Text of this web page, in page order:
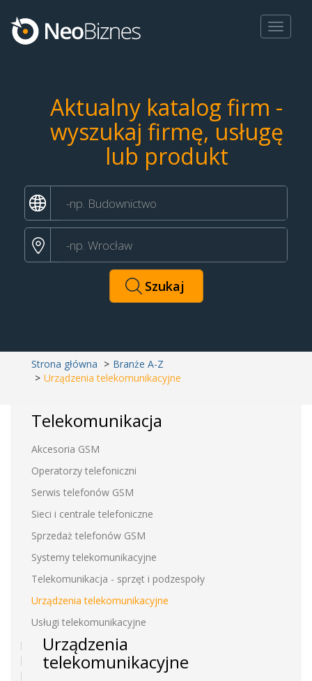
Toggle
Aktualny katalog firm -
wyszukaj firmę, usługę
lub produkt
Strona główna
Branże A-Z
Urządzenia telekomunikacyjne
Telekomunikacja
Akcesoria GSM
Operatorzy telefoniczni
Serwis telefonów GSM
Sieci i centrale telefoniczne
Sprzedaż telefonów GSM
Systemy telekomunikacyjne
Telekomunikacja - sprzęt i podzespoły
Urządzenia telekomunikacyjne
Usługi telekomunikacyjne
Urządzenia
telekomunikacyjne